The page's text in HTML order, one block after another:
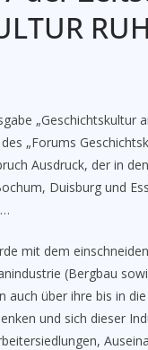
„Geschichtskultur
„Forums
Ausdruck, der in
Duisburg und
mit dem
(Bergbau
über ihre bis in
und sich dieser